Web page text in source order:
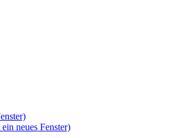
neues Fenster)